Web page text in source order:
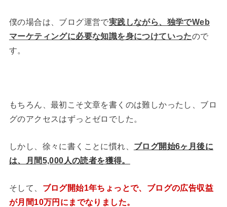
僕の場合は、ブログ運営で実践しながら、独学でWeb
マーケティングに必要な知識を身につけていったので
す。
もちろん、最初こそ文章を書くのは難しかったし、ブロ
グのアクセスはずっとゼロでした。
しかし、徐々に書くことに慣れ、 ブログ開始6ヶ月後に
は、月間5,000人の読者を獲得。
そして、 ブログ開始1年ちょっとで、ブログの広告収益
が月間10万円にまでなりました。